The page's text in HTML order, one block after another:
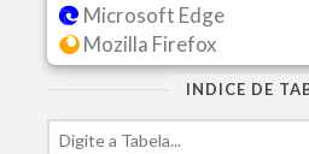
Microsoft Edge
Mozilla Firefox
INDICE DE